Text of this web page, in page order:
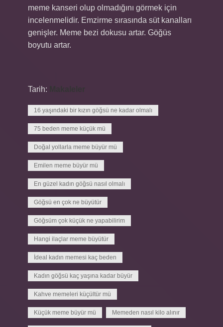
meme kanseri olup olmadığını görmek için
incelenmelidir. Emzirme sırasında süt kanalları
genişler. Meme bezi dokusu artar. Göğüs
boyutu artar.
Tarih:
16 yaşındaki bir kızın göğsü ne kadar olmalı
75 beden meme küçük mü
Doğal yollarla meme büyür mü
Emilen meme büyür mü
En güzel kadın göğsü nasıl olmalı
Göğsü en çok ne büyütür
Göğsüm çok küçük ne yapabilirim
Hangi ilaçlar meme büyütür
İdeal kadın memesi kaç beden
Kadın göğsü kaç yaşına kadar büyür
Kahve memeleri küçültür mü
Küçük meme büyür mü Memeden nasıl kilo alınır